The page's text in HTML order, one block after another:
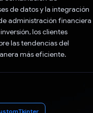
de datos y la integración
administración financiera
los clientes
las tendencias del
más eficiente.